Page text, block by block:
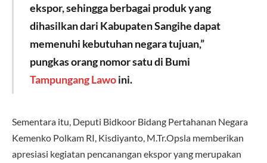
ekspor, sehingga berbagai produk yang
dihasilkan dari Kabupaten Sangihe dapat
memenuhi kebutuhan negara tujuan,”
pungkas orang nomor satu di Bumi
Tampungang Lawoini.
Sementara itu, Deputi Bidkoor Bidang Pertahanan Negara
Kemenko Polkam RI, Kisdiyanto, M.Tr.Opsla memberikan
apresiasi kegiatan pencanangan ekspor yang merupakan